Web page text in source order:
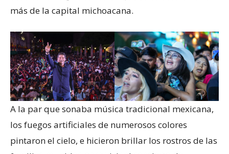
más de la capital michoacana.
A la par que sonaba música tradicional mexicana,
los fuegos artificiales de numerosos colores
pintaron el cielo, e hicieron brillar los rostros de las